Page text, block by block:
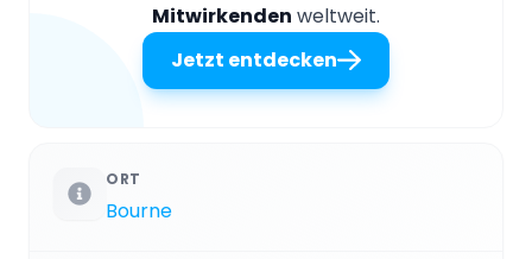
Mitwirkenden weltweit.
Jetzt entdecken
ORT
Bourne